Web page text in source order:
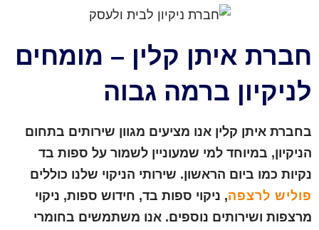
חברת איתן קלין – מומחים
לניקיון ברמה גבוה
בחברת איתן קלין אנו מציעים מגוון שירותים בתחום
הניקיון, במיוחד למי שמעוניין לשמור על ספות בד
נקיות כמו ביום הראשון. שירותי הניקוי שלנו כוללים
פוליש לרצפה, ניקוי ספות בד, חידוש ספות, ניקוי
מרצפות ושירותים נוספים. אנו משתמשים בחומרי